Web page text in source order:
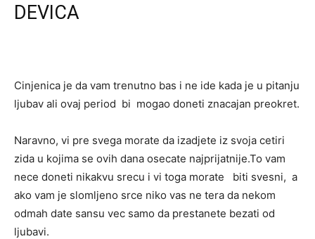
DEVICA
Cinjenica je da vam trenutno bas i ne ide kada je u pitanju
ljubav ali ovaj period bi mogao doneti znacajan preokret.
Naravno, vi pre svega morate da izadjete iz svoja cetiri
zida u kojima se ovih dana osecate najprijatnije.To vam
nece doneti nikakvu srecu i vi toga morate biti svesni, a
ako vam je slomljeno srce niko vas ne tera da nekom
odmah date sansu vec samo da prestanete bezati od
ljubavi.